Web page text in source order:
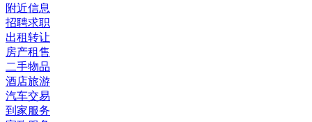
附近信息
招聘求职
出租转让
房产租售
二手物品
酒店旅游
汽车交易
到家服务